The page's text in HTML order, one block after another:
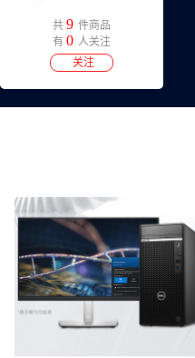
共 9 件商品
有 0 人关注
关注